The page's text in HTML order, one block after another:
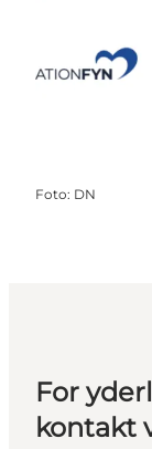
Foto: DN
For
kontakt